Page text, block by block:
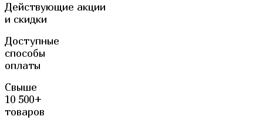
Действующие акции
и скидки
Доступные
способы
оплаты
Свыше
10 500+
товаров